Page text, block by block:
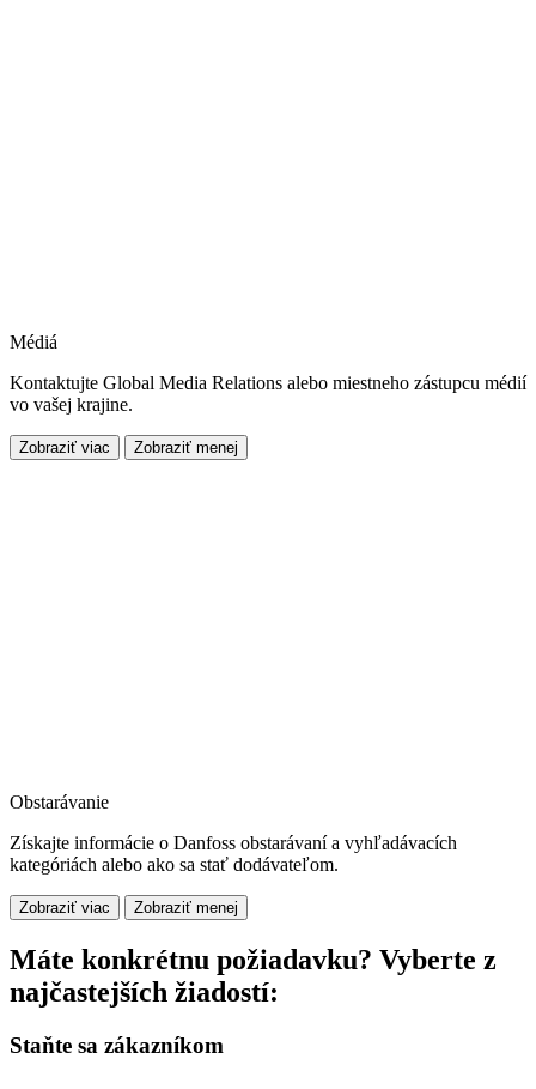
Médiá
Kontaktujte Global Media Relations alebo miestneho zástupcu médií
vo vašej krajine.
Zobraziť viac Zobraziť menej
Obstarávanie
Získajte informácie o Danfoss obstarávaní a vyhľadávacích
kategóriách alebo ako sa stať dodávateľom.
Zobraziť viac Zobraziť menej
Máte konkrétnu požiadavku? Vyberte z
najčastejších žiadostí:
Staňte sa zákazníkom